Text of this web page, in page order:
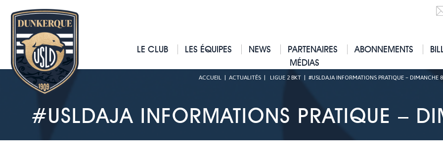
LE CLUB LES ÉQUIPES NEWS PARTENAIRES ABONNEMENTS
MÉDIAS
ACCUEIL ACTUALITÉS LIGUE 2 BKT #USLDAJA INFORMATIONS PRATIQUE – DIMANCHE
#USLDAJA INFORMATIONS PRATIQUE –